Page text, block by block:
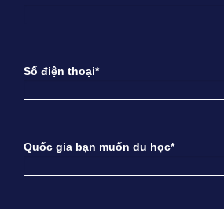
Số điện thoại*
Quốc gia bạn muốn du học*